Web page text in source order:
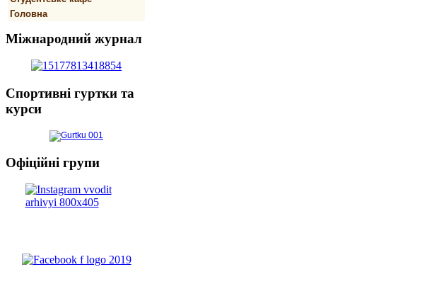
Головна
Міжнародний журнал
Спортивнi гуртки та
курси
Офіційні групи